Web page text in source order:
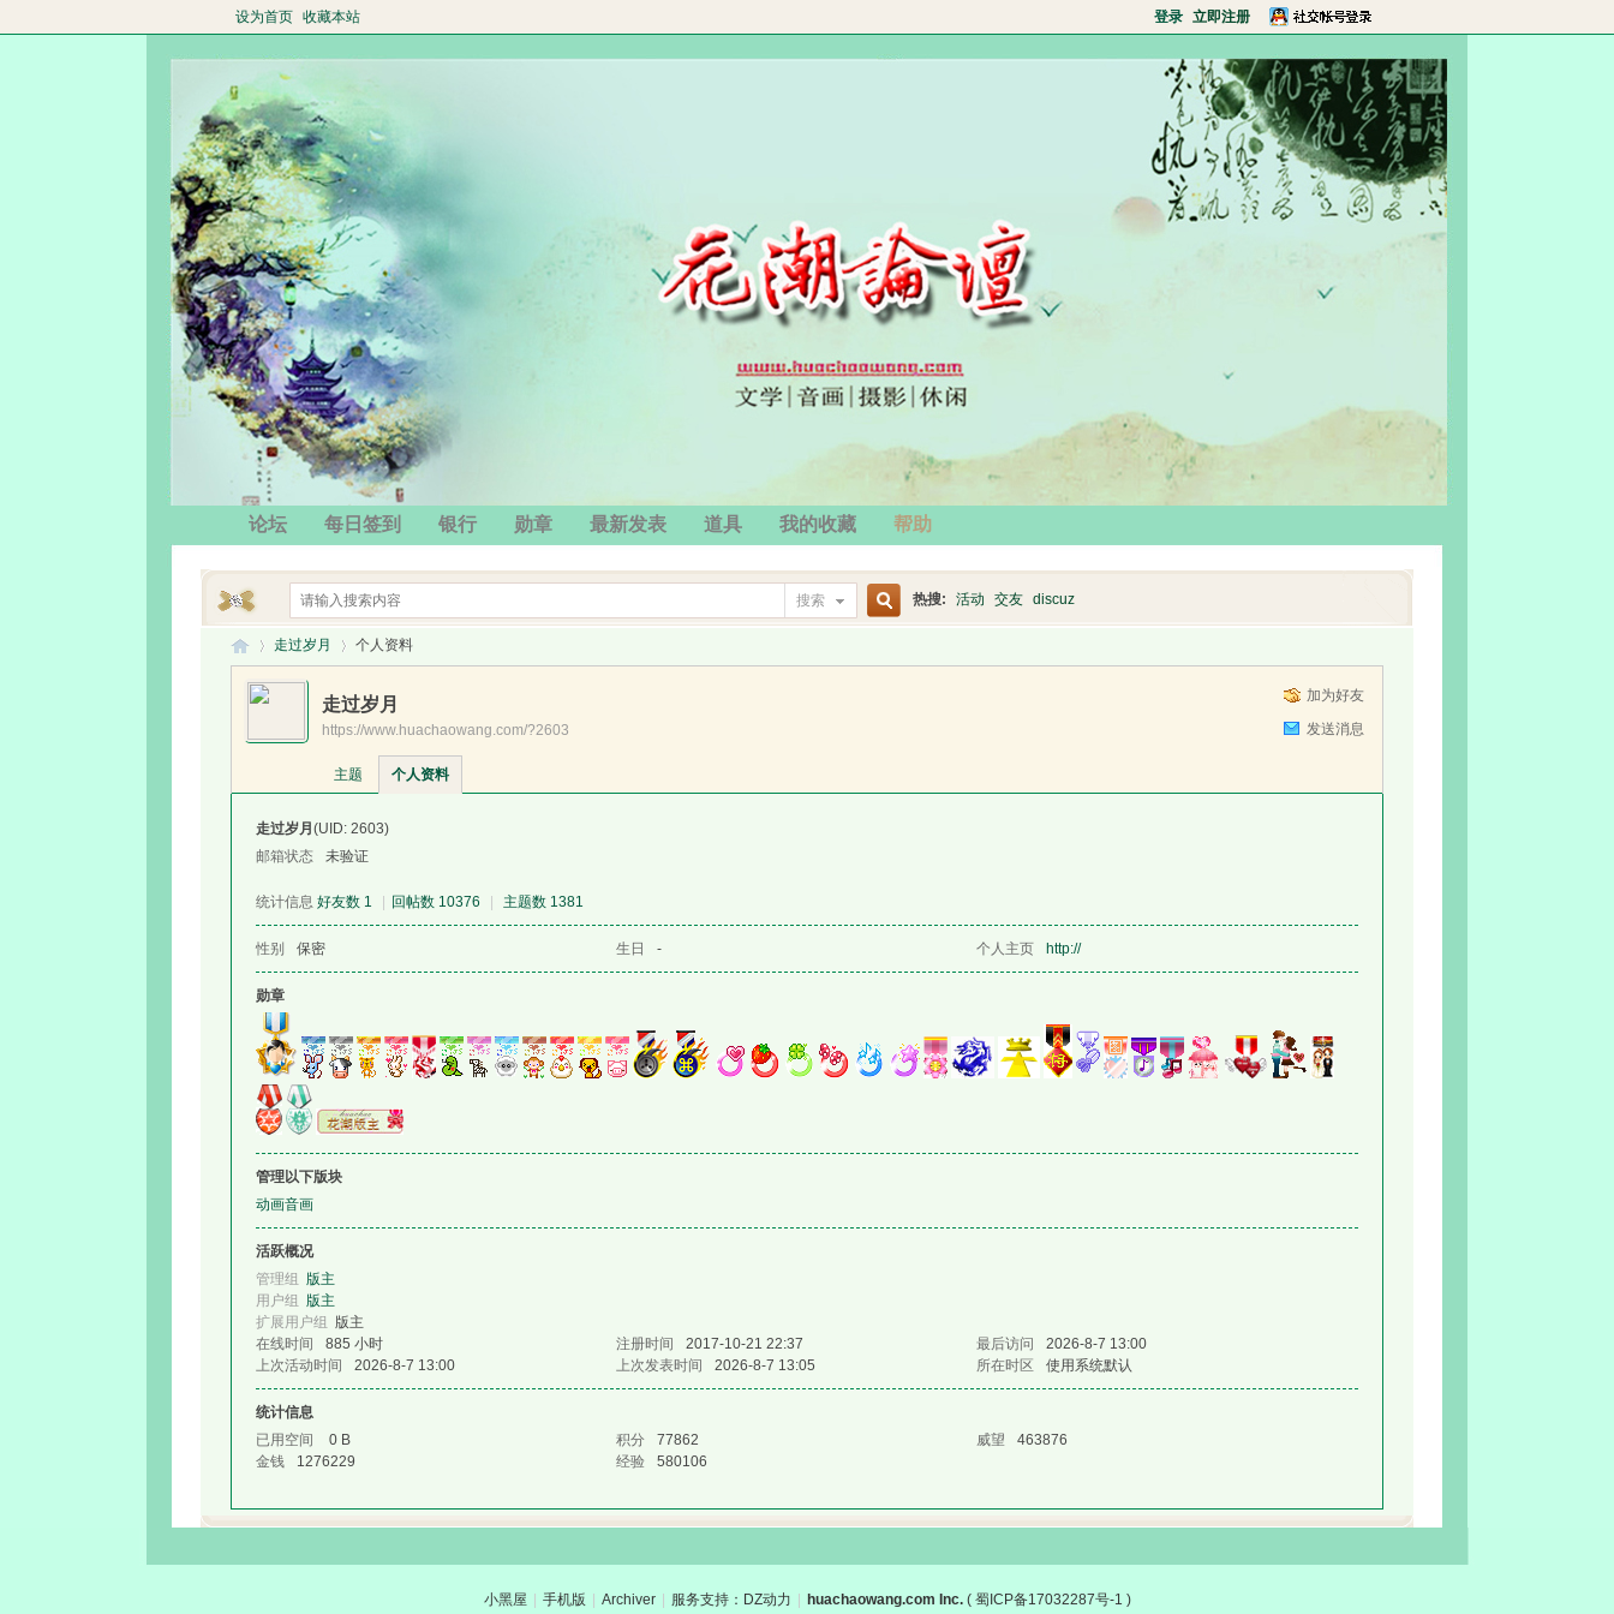
设为首页 收藏本站 登录 立即注册
论坛 每日签到 银行 勋章 最新发表 道具 我的收藏 帮助
搜索 热搜: 活动 交友 discuz
›
走过岁月 个人资料
加为好友
发送消息
走过岁月
https://www.huachaowang.com/?2603
主题 个人资料
走过岁月 (UID: 2603)
邮箱状态
未验证
统计信息 好友数 1 回帖数 10376 主题数 1381
性别 保密 生日 - 个人主页 http://
勋章
管理以下版块
动画音画
活跃概况
管理组 版主
用户组 版主
扩展用户组
版主
在线时间
885 小时 注册时间 2017-10-21 22:37 最后访问
2026-8-7 13:00
上次活动时间
2026-8-7 13:00 上次发表时间 2026-8-7 13:05 所在时区 使用系统默认
统计信息
已用空间
0 B 积分 77862 威望
463876
金钱
1276229 经验 580106
小黑屋 手机版 Archiver 服务支持：DZ动力 huachaowang.com Inc.( 蜀ICP备17032287号-1 )